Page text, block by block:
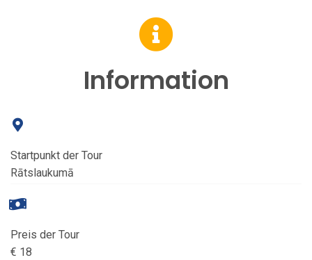
Information
Startpunkt der Tour
Rātslaukumā
Preis der Tour
€ 18